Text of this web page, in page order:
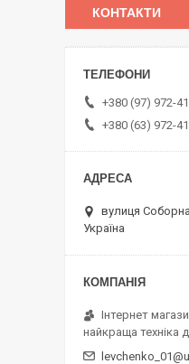
КОНТАКТИ
+380 (97) 972-
+380 (63) 972-
вулиця
Україна
Інтернет
найкраща техніка